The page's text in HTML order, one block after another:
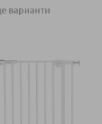
варианти